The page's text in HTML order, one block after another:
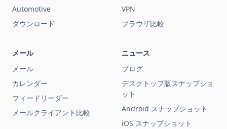
Automotive
ダウンロード
VPN
ブラウザ比較
メール
メール
カレンダー
フィードリーダー
メールクライアント比較
ニュース
ブログ
デスクトップ版スナップショ
ット
Android スナップショット
iOS スナップショット